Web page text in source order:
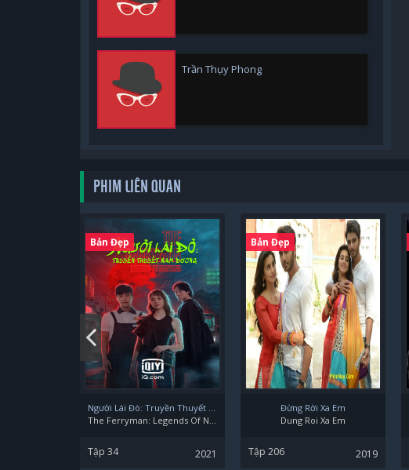
Trần Thụy Phong
PHIM LIÊN QUAN
Bản Đẹp
Người Lái Đò: Truyền Thuyết Nam Dương
The Ferryman: Legends Of Nanyang
Tập 34 2021
Bản Đẹp
Đừng Rời Xa Em
Dung Roi Xa Em
Tập 206 2019